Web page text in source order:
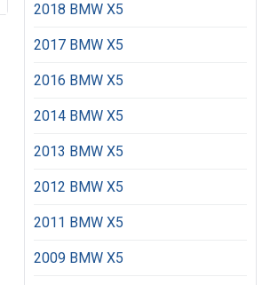
2018 BMW X5
2017 BMW X5
2016 BMW X5
2014 BMW X5
2013 BMW X5
2012 BMW X5
2011 BMW X5
2009 BMW X5